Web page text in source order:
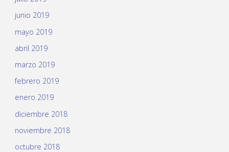
junio 2019
mayo 2019
abril 2019
marzo 2019
febrero 2019
enero 2019
diciembre 2018
noviembre 2018
octubre 2018